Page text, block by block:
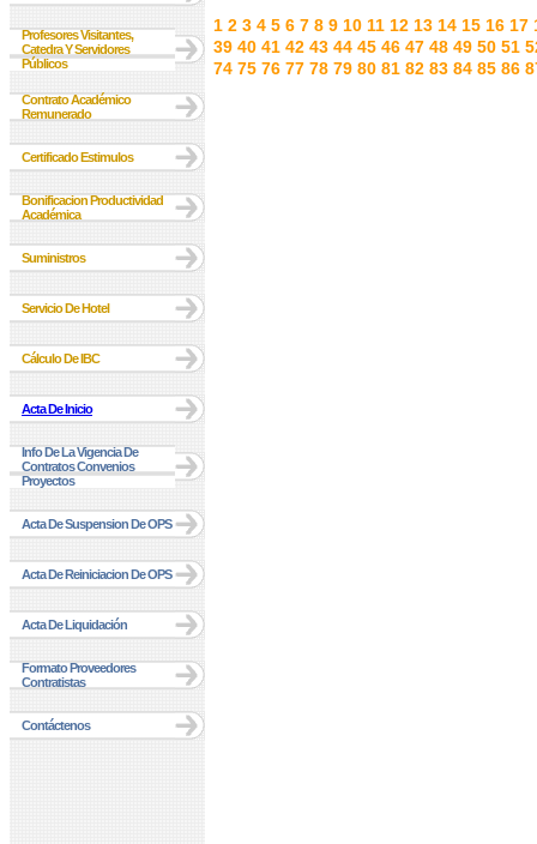
Profesores Visitantes,
Catedra Y Servidores
Públicos
Contrato Académico
Remunerado
Certificado Estimulos
Bonificacion Productividad
Académica
Suministros
Servicio De Hotel
Cálculo De IBC
Acta De Inicio
Info De La Vigencia De
Contratos Convenios
Proyectos
Acta De Suspension De OPS
Acta De Reiniciacion De OPS
Acta De Liquidación
Formato Proveedores
Contratistas
Contáctenos
1 2 3 4 5 6 7 8 9 10 11 12 13 14 15 16 17
39 40 41 42 43 44 45 46 47 48 49 50 51
74 75 76 77 78 79 80 81 82 83 84 85 86